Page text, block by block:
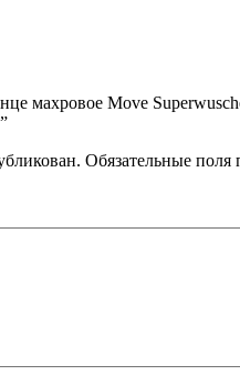
махровое Move
Обязательные